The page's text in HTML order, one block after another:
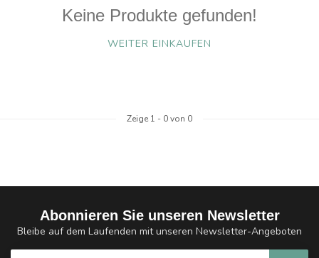
Keine Produkte gefunden!
WEITER EINKAUFEN
Zeige 1 - 0von 0
Abonnieren Sie unseren Newsletter
Bleibe auf dem Laufenden mit unseren Newsletter-Angeboten